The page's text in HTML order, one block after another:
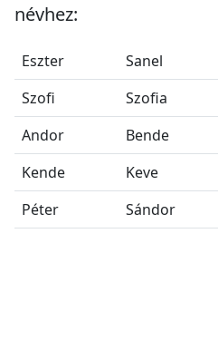
névhez:
Eszter Sanel
Szofi
Szofia
Andor
Bende
Kende
Keve
Péter
Sándor